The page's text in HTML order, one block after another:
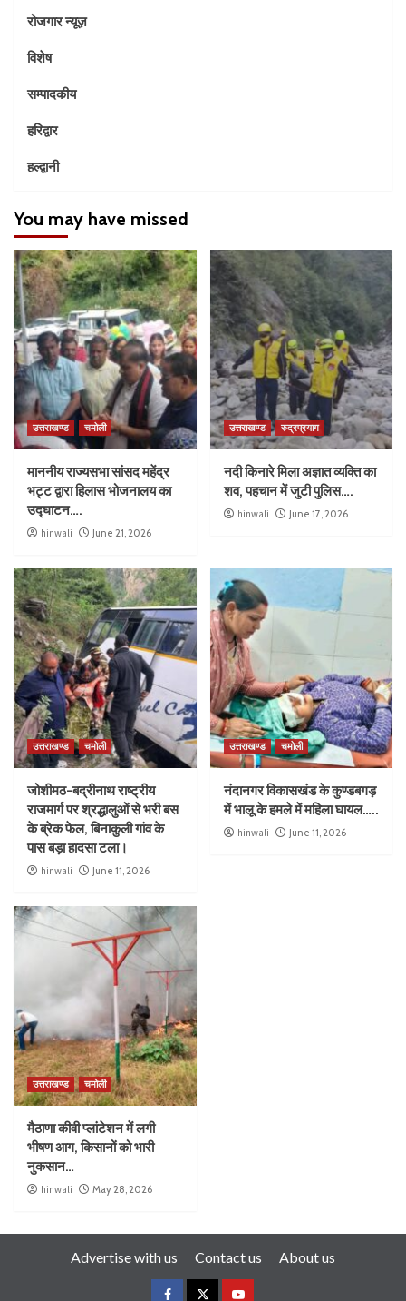
रोजगार न्यूज़
विशेष
सम्पादकीय
हरिद्वार
हल्द्वानी
You may have missed
उत्तराखण्ड चमोली
माननीय राज्यसभा सांसद महेंद्र
भट्ट द्वारा हिलास भोजनालय का
उद्घाटन….
hinwali June 21, 2026
उत्तराखण्ड रुद्रप्रयाग
नदी किनारे मिला अज्ञात व्यक्ति का
शव, पहचान में जुटी पुलिस….
hinwali June 17, 2026
उत्तराखण्ड चमोली
जोशीमठ-बद्रीनाथ राष्ट्रीय
राजमार्ग पर श्रद्धालुओं से भरी बस
के ब्रेक फेल, बिनाकुली गांव के
पास बड़ा हादसा टला।
hinwali June 11, 2026
उत्तराखण्ड चमोली
नंदानगर विकासखंड के कुण्डबगड़
में भालू के हमले में महिला घायल…..
hinwali June 11, 2026
उत्तराखण्ड चमोली
मैठाणा कीवी प्लांटेशन में लगी
भीषण आग, किसानों को भारी
नुकसान…
hinwali May 28, 2026
Advertise with us Contact us About us